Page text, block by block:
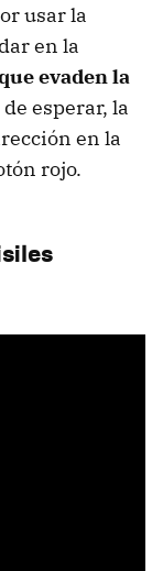
usar la
en la
evaden la
de esperar, la
en la
rojo.